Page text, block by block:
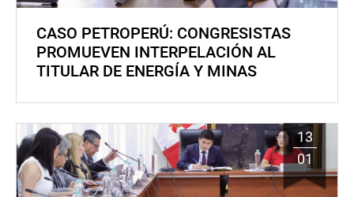
CASO PETROPERÚ: CONGRESISTAS
PROMUEVEN INTERPELACIÓN AL
TITULAR DE ENERGÍA Y MINAS
13
01